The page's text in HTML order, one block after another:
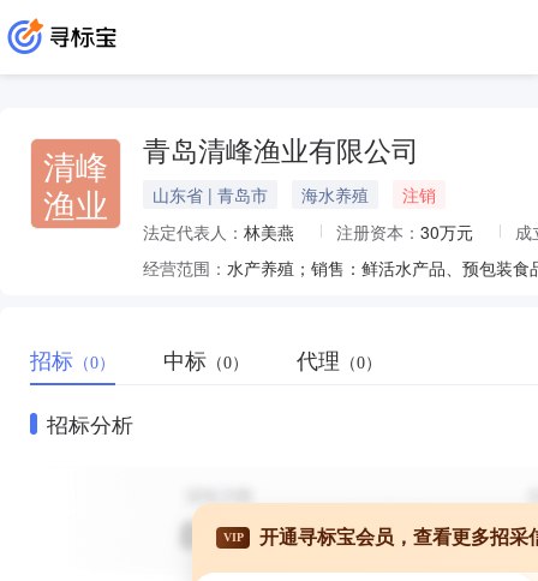
清峰
渔业
青岛清峰渔业有限公司
山东省 | 青岛市 海水养殖
注销
法定代表人： 林美燕 注册资本： 30万元
成
经营范围：
招标 （0） 中标 （0） 代理 （0）
招标分析
VIP 开通寻标宝会员，查看更多招采